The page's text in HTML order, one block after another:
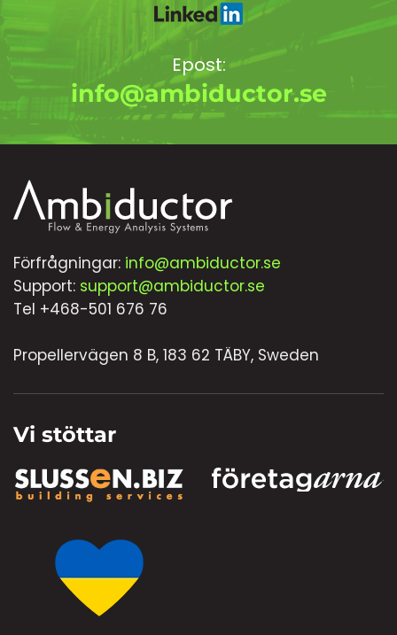
Epost:
info@ambiductor.se
Förfrågningar: info@ambiductor.se
Support: support@ambiductor.se
Tel +468-501 676 76
Propellervägen 8 B, 183 62 TÄBY, Sweden
Vi stöttar